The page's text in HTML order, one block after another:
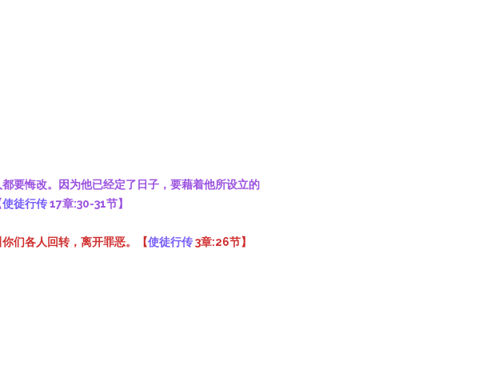
要悔改。因为他已经定了日子，要藉着他所设立的
使徒行传17章:30-31节】
们各人回转，离开罪恶。【使徒行传3章:26节】